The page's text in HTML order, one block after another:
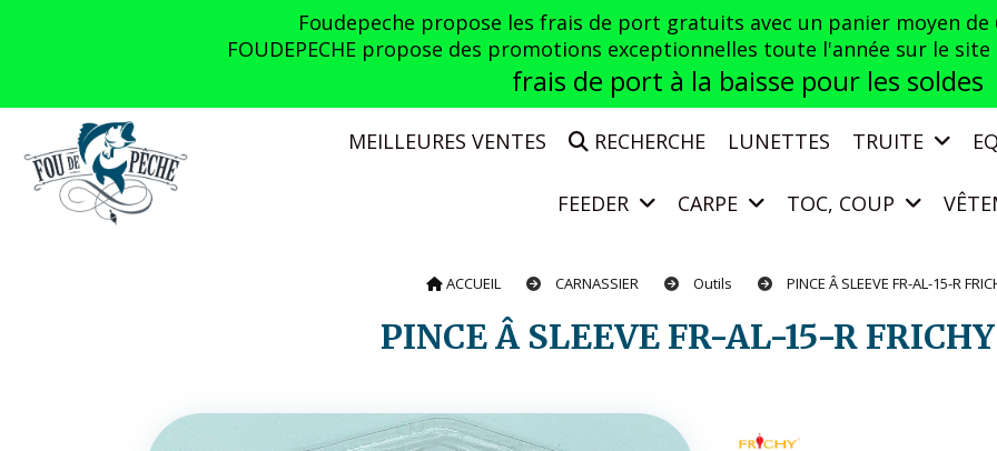
Foudepeche propose les frais de port gratuits avec un panier moyen de
FOUDEPECHE propose des promotions exceptionnelles toute l'année sur le
frais de port à la baisse pour les soldes
MEILLEURES VENTES RECHERCHE LUNETTES TRUITE
FEEDER CARPE TOC, COUP
ACCUEIL CARNASSIER Outils PINCE Â SLEEVE FR-AL-15-R
PINCE Â SLEEVE FR-AL-15-R